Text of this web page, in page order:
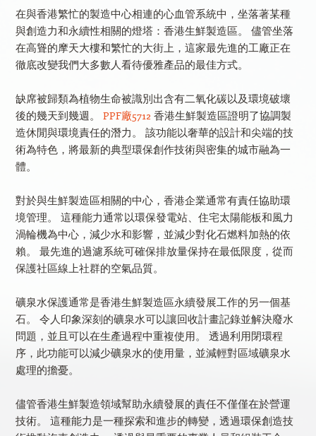
在與香港繁忙的製造中心相連的心血管系統中，坐落著某種
與創造力和永續性相關的燈塔：香港生鮮製造區。 儘管坐落
在高聳的摩天大樓和繁忙的大街上，這家最先進的工廠正在
徹底改變我們大多數人看待優雅產品的最佳方式。
缺席被歸類為植物生命被識別出含有二氧化碳以及環境破壞
後的幾天到幾週。 PPF廠5712 香港生鮮製造區證明了協調製
造休閒與環境責任的潛力。 該功能以奢華的設計和尖端的技
術為特色，將最新的典型環保創作技術與密集的城市融為一
體。
對於與生鮮製造區相關的中心，香港企業通常有責任協助環
境管理。 這種能力通常以環保發電站、住宅太陽能板和風力
渦輪機為中心，減少水和影響，並減少對化石燃料加熱的依
賴。 最先進的過濾系統可確保排放量保持在最低限度，從而
保護社區線上社群的空氣品質。
礦泉水保護通常是香港生鮮製造區永續發展工作的另一個基
石。 令人印象深刻的礦泉水可以讓回收計畫記錄並解決廢水
問題，並且可以在生產過程中重複使用。 透過利用閉環程
序，此功能可以減少礦泉水的使用量，並減輕對區域礦泉水
處理的擔憂。
儘管香港生鮮製造領域幫助永續發展的責任不僅僅在於營運
技術。 這種能力是一種探索和進步的轉變，透過環保創造技